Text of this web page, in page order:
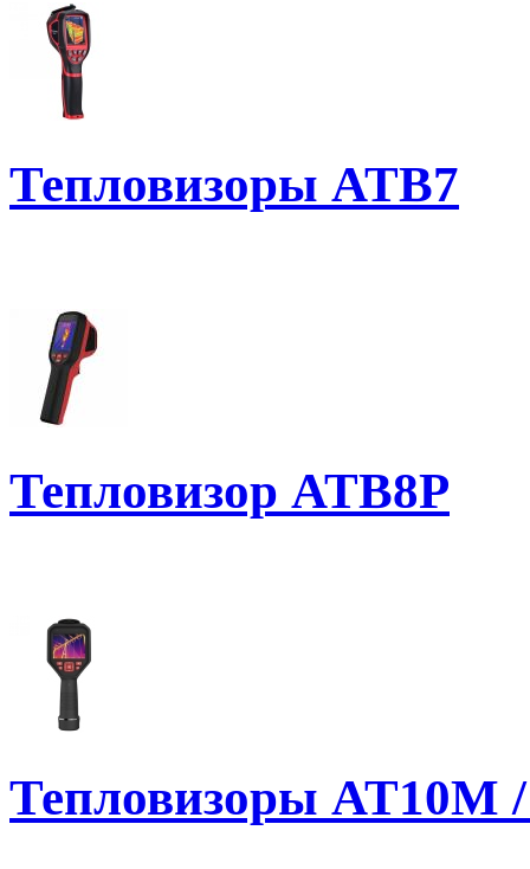
Тепловизоры ATB7
Тепловизор ATB8P
Тепловизоры AT10M